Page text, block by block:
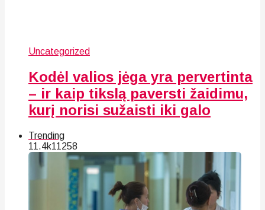
Uncategorized
Kodėl valios jėga yra pervertinta
– ir kaip tikslą paversti žaidimu,
kurį norisi sužaisti iki galo
Trending
11.4k11258